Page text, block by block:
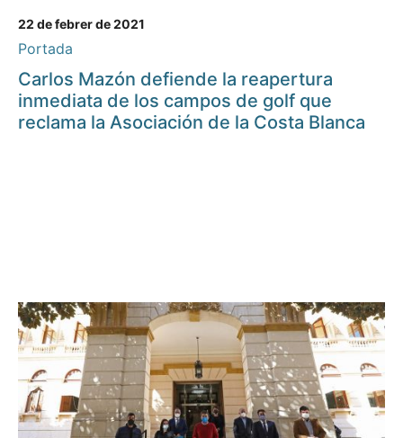
22 de febrer de 2021
Portada
Carlos Mazón defiende la reapertura
inmediata de los campos de golf que
reclama la Asociación de la Costa Blanca